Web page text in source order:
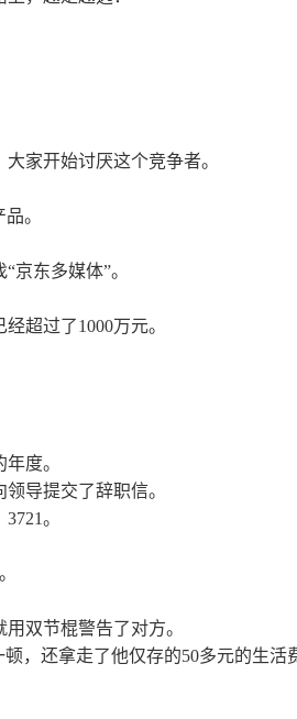
家开始讨厌这个竞争者。
。
京东多媒体”。
超过了1000万元。
度。
导提交了辞职信。
。
双节棍警告了对方。
，还拿走了他仅存的50多元的生活